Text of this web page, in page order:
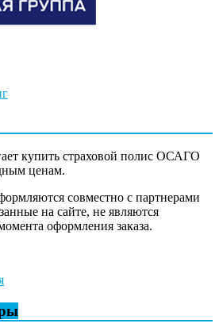
купить страховой полис ОСАГО
ценам.
совместно с партнерами
на сайте, не являются
оформления заказа.